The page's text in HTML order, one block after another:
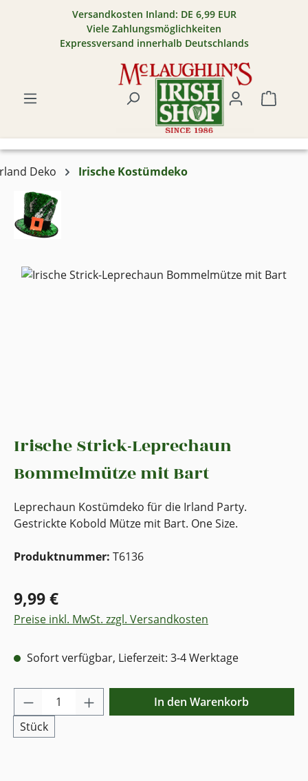
Zum Hauptinhalt springenVersandkosten Inland: DE 6,99 EUR
Viele Zahlungsmöglichkeiten
Expressversand innerhalb Deutschlands
Deko Irische Kostümdeko
Bildergalerie überspringen
Irische Strick-Leprechaun
Bommelmütze mit Bart
Leprechaun Kostümdeko für die Irland Party.
Gestrickte Kobold Mütze mit Bart. One Size.
Produktnummer: T6136
9,99 €
Preise inkl. MwSt. zzgl. Versandkosten
Sofort verfügbar, Lieferzeit: 3-4 Werktage
Produkt Anzahl: Gib den gewünschten
Stück
In den Warenkorb